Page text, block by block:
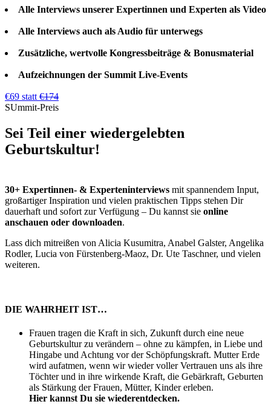
Alle Interviews unserer Expertinnen und Experten als Video
Alle Interviews auch als Audio für unterwegs
Zusätzliche, wertvolle Kongressbeiträge & Bonusmaterial
Aufzeichnungen der Summit Live-Events
€69 statt€174
SUmmit-Preis
Sei Teil einer wiedergelebten
Geburtskultur!
30+ Expertinnen- & Experteninterviews mit spannendem Input,
großartiger Inspiration und vielen praktischen Tipps stehen Dir
dauerhaft und sofort zur Verfügung – Du kannst sie online
anschauen oder downloaden.
Lass dich mitreißen von Alicia Kusumitra, Anabel Galster, Angelika
Rodler, Lucia von Fürstenberg-Maoz, Dr. Ute Taschner, und vielen
weiteren.
DIE WAHRHEIT IST…
Frauen tragen die Kraft in sich, Zukunft durch eine neue
Geburtskultur zu verändern – ohne zu kämpfen, in Liebe und
Hingabe und Achtung vor der Schöpfungskraft. Mutter Erde
wird aufatmen, wenn wir wieder voller Vertrauen uns als ihre
Töchter und in ihre wirkende Kraft, die Gebärkraft, Geburten
als Stärkung der Frauen, Mütter, Kinder erleben.
Hier kannst Du sie wiederentdecken.